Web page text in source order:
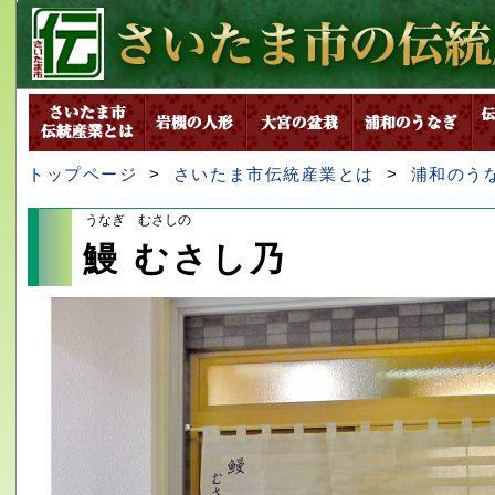
トップページ > さいたま市伝統産業とは > 浦和のう
うなぎ むさしの
鰻 むさし乃